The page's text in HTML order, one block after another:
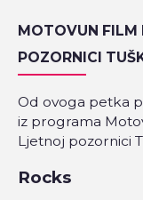
MOTOVUN FILM
POZORNICI
Od ovoga petka
iz programa
Ljetnoj pozornici
Rocks